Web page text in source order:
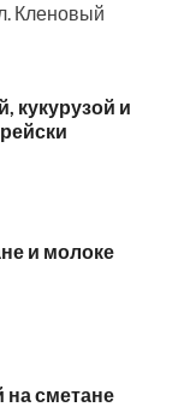
Кленовый
кукурузой и
и молоке
на сметане